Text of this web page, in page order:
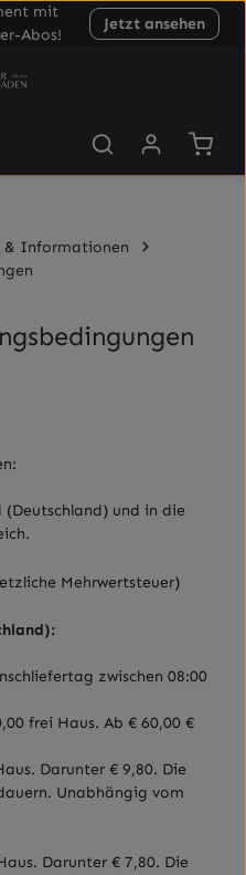
mit
Abos!
Jetzt ansehen
& Informationen
und in die
Mehrwertsteuer)
zwischen 08:00
frei Haus. Ab € 60,00 €
Darunter € 9,80. Die
Unabhängig vom
Darunter € 7,80. Die